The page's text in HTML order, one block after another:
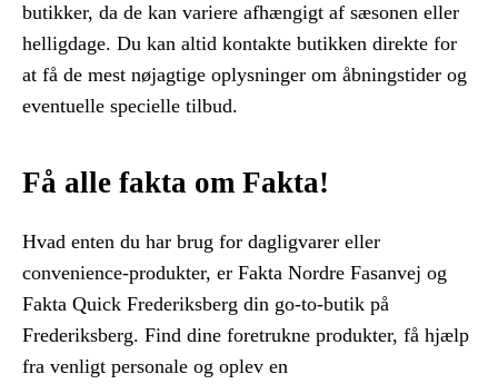
butikker, da de kan variere afhængigt af sæsonen eller
helligdage. Du kan altid kontakte butikken direkte for
at få de mest nøjagtige oplysninger om åbningstider og
eventuelle specielle tilbud.
Få alle fakta om Fakta!
Hvad enten du har brug for dagligvarer eller
convenience-produkter, er Fakta Nordre Fasanvej og
Fakta Quick Frederiksberg din go-to-butik på
Frederiksberg. Find dine foretrukne produkter, få hjælp
fra venligt personale og oplev en